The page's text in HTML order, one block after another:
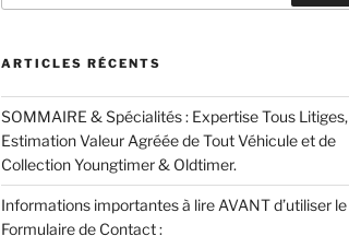
:
ARTICLES RÉCENTS
SOMMAIRE & Spécialités : Expertise Tous Litiges,
Estimation Valeur Agréée de Tout Véhicule et de
Collection Youngtimer & Oldtimer.
Informations importantes à lire AVANT d’utiliser le
Formulaire de Contact :